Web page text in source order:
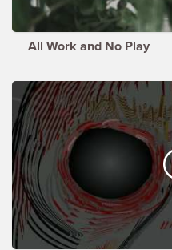
All Work and No Play